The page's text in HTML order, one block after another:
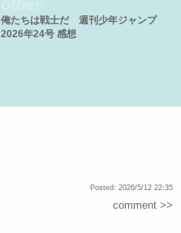
俺たちは戦士だ 週刊少年ジャンプ
2026年24号 感想
Posted: 2026/5/12 22:35
comment >>